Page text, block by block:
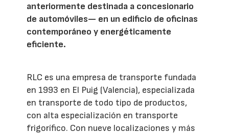
anteriormente destinada a concesionario
de automóviles— en un edificio de oficinas
contemporáneo y energéticamente
eficiente.
RLC es una empresa de transporte fundada
en 1993 en El Puig (Valencia), especializada
en transporte de todo tipo de productos,
con alta especialización en transporte
frigorífico. Con nueve localizaciones y más